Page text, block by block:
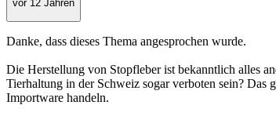
vor 12 Jahren
Danke, dass dieses Thema angesprochen wurde.
Die Herstellung von Stopfleber ist bekanntlich alles
Tierhaltung in der Schweiz sogar verboten sein? Das
Importware handeln.